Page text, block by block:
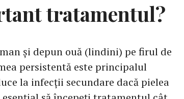
tratamentul?
și depun ouă (lindini) pe firul de
persistentă este principalul
la infecții secundare dacă pielea